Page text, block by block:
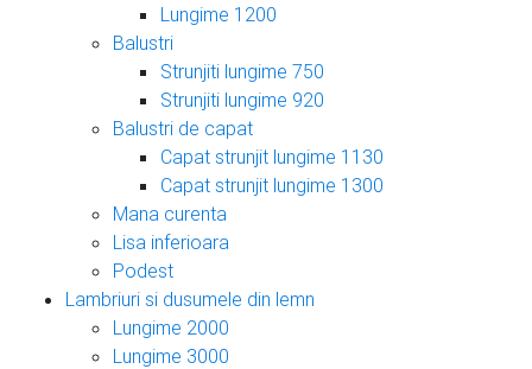
Lungime 1200
Balustri
Strunjiti lungime 750
Strunjiti lungime 920
Balustri de capat
Capat strunjit lungime 1130
Capat strunjit lungime 1300
Mana curenta
Lisa inferioara
Podest
Lambriuri si dusumele din lemn
Lungime 2000
Lungime 3000